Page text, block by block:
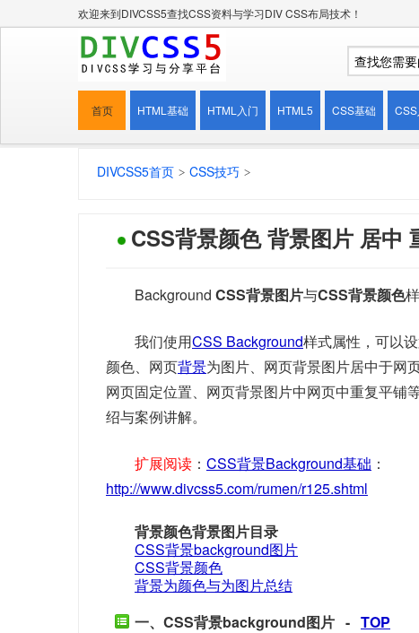
欢迎来到DIVCSS5查找CSS资料与学习DIV CSS布局技术！
首页 HTML基础 HTML入门 HTML5 CSS基础
DIVCSS5首页 CSS技巧
CSS背景颜色 背景图片 居
Background CSS背景图片与CSS背景颜色
我们使用CSS Background样式属性，可以
颜色、网页背景为图片、网页背景图片居中于网
网页固定位置、网页背景图片中网页中重复平铺
绍与案例讲解。
扩展阅读 ： CSS背景Background基础 ：
http://www.divcss5.com/rumen/r125.shtml
背景颜色背景图片目录
CSS背景background图片
CSS背景颜色
背景为颜色与为图片总结
一、CSS背景background图片 - TOP